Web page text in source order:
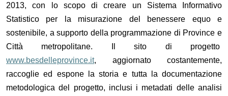
2013, con lo scopo di creare un Sistema Informativo
Statistico per la misurazione del benessere equo e
sostenibile, a supporto della programmazione di Province e
Città metropolitane. Il sito di progetto
www.besdelleprovince.it, aggiornato costantemente,
raccoglie ed espone la storia e tutta la documentazione
metodologica del progetto, inclusi i metadati delle analisi